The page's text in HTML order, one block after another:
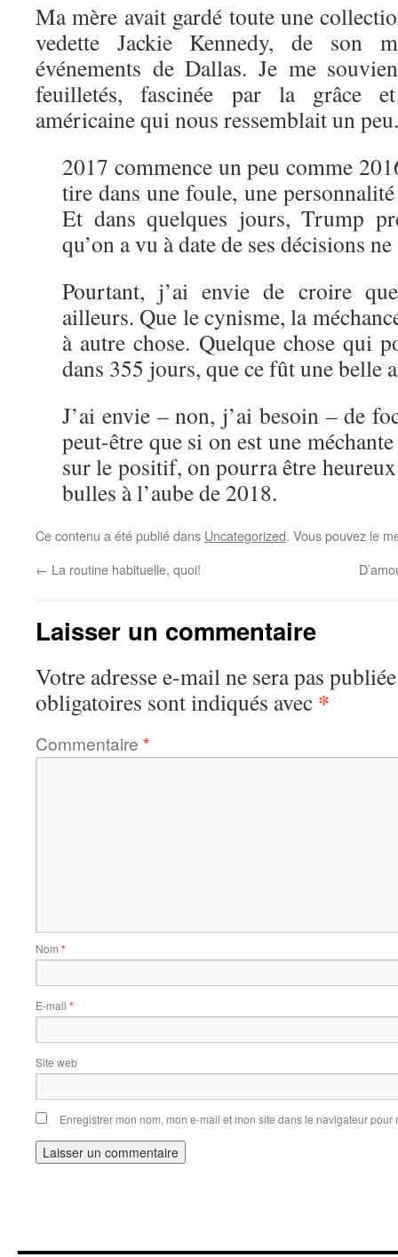
Ma mère avait gardé toute une
vedette Jackie Kennedy, de son
événements de Dallas. Je me
feuilletés, fascinée par la grâce
américaine qui nous ressemblait un peu.
2017 commence un peu comme
tire dans une foule, une
Et dans quelques jours, Trump
qu’on a vu à date de ses décisions
Pourtant, j’ai envie de croire
ailleurs. Que le cynisme, la
à autre chose. Quelque chose qui
dans 355 jours, que ce fût une belle
J’ai envie – non, j’ai besoin – de
peut-être que si on est une
sur le positif, on pourra être
bulles à l’aube de 2018.
Ce contenu a été publié dans Uncategorized. Vous pouvez le
← La routine habituelle, quoi!
Laisser un commentaire
Votre adresse e-mail ne sera pas
obligatoires sont indiqués avec *
Commentaire *
Nom *
E-mail *
Site web
Enregistrer mon nom, mon e-mail et mon site dans le navigateur